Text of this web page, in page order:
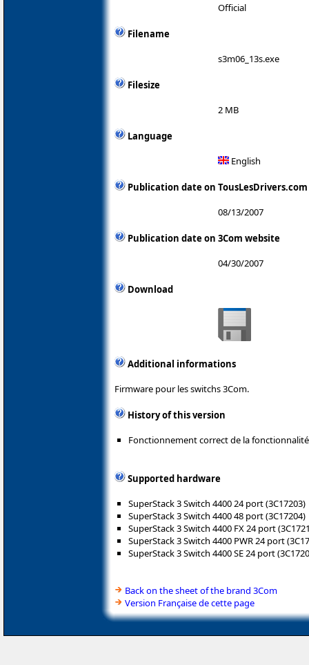
Official
Filename
s3m06_13s.exe
Filesize
2 MB
Language
English
Publication date on TousLesDrivers.com
08/13/2007
Publication date on 3Com website
04/30/2007
Download
Additional informations
Firmware pour les switchs 3Com.
History of this version
Fonctionnement correct de la fonctionnalité
Supported hardware
SuperStack 3 Switch 4400 24 port (3C17203)
SuperStack 3 Switch 4400 48 port (3C17204)
SuperStack 3 Switch 4400 FX 24 port
SuperStack 3 Switch 4400 PWR 24 port
SuperStack 3 Switch 4400 SE 24 port
Back on the sheet of the brand 3Com
Version Française de cette page